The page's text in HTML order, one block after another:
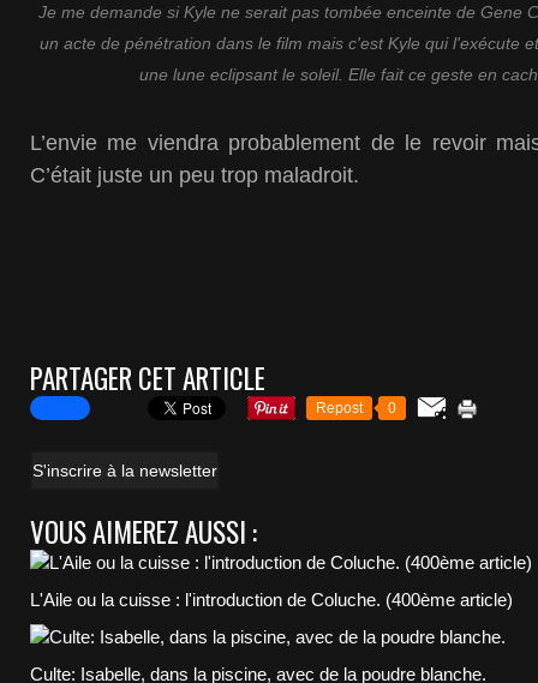
Je me demande si Kyle ne serait pas tombée enceinte de Gene
un acte de pénétration dans le film mais c'est Kyle qui l'exécute
une lune eclipsant le soleil. Elle fait ce geste en
L’envie me viendra probablement de le revoir
C’était juste un peu trop maladroit.
PARTAGER CET ARTICLE
Repost 0
S'inscrire à la newsletter
VOUS AIMEREZ AUSSI :
L'Aile ou la cuisse : l'introduction de Coluche. (400ème article)
Culte: Isabelle, dans la piscine, avec de la poudre blanche.